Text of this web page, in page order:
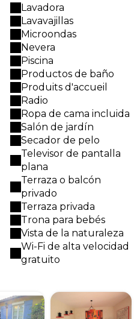
Lavadora
Lavavajillas
Microondas
Nevera
Piscina
Productos de baño
Produits d'accueil
Radio
Ropa de cama incluida
Salón de jardín
Secador de pelo
Televisor de pantalla
plana
Terraza o balcón
privado
Terraza privada
Trona para bebés
Vista de la naturaleza
Wi-Fi de alta velocidad
gratuito